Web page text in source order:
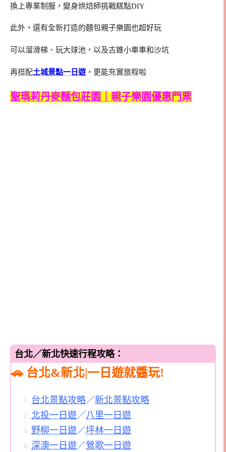
換上專業制服，變身烘焙師挑戰糕點DIY
此外，還有全新打造的麵包親子樂園也超好玩
可以溜滑梯、玩大球池，以及古錐小車車和沙坑
再搭配土城景點一日遊 ，更能充實旅程啦
聖瑪莉丹麥麵包莊園｜親子樂園優惠門票
台北／新北快速行程攻略：
🚗 台北&新北|一日遊就醬玩!
台北景點攻略／新北景點攻略
北投一日遊／八里一日遊
野柳一日遊／坪林一日遊
深澳一日遊／鶯歌一日遊